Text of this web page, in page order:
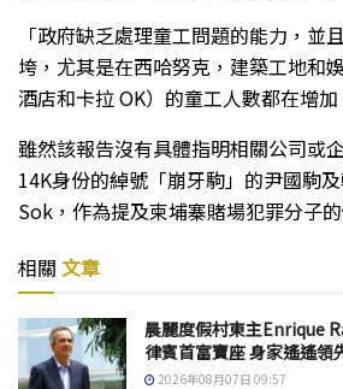
「政府缺乏處理童工問題的能力，並
垮，尤其是在西哈努克，建築工地和
酒店和卡拉 OK）的童工人數都在增加
雖然該報告沒有具體指明相關公司或
14K身份的綽號「崩牙駒」的尹國駒
Sok，作為提及柬埔寨賭場犯罪分子的
相關 文章
晨麗度假村東主Enrique
律賓首富寶座 身家遙遙領
2026年08月07日 09:57